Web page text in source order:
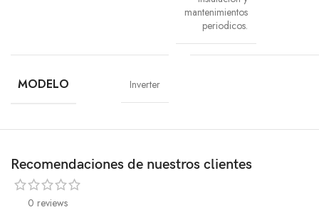
mantenimientos
periodicos.
MODELO Inverter
Recomendaciones de nuestros clientes
0 reviews